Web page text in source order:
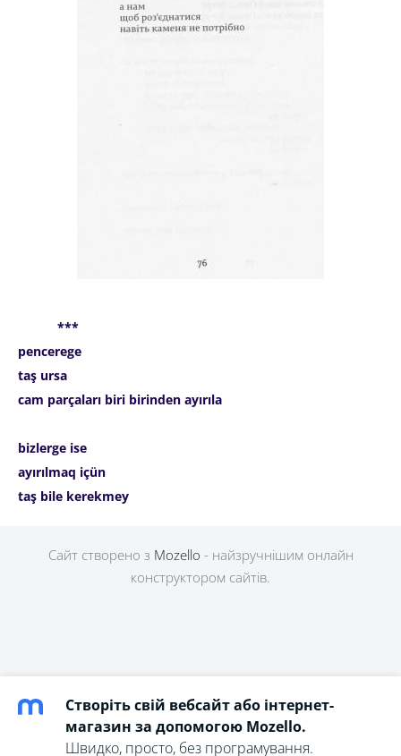
***
pencerege
taş ursa
cam parçaları biri birinden ayırıla
bizlerge ise
ayırılmaq içün
taş bile kerekmey
Сайт створено з Mozello - найзручнішим онлайн
конструктором сайтів.
Створіть свій вебсайт або інтернет-
магазин за допомогою Mozello.
Швидко, просто, без програмування.